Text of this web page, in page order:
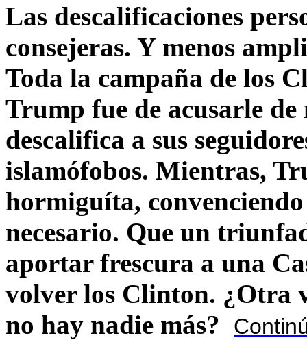
Las descalificaciones
consejeras. Y menos
Toda la campaña de los
Trump fue de acusarle
descalifica a sus
islamófobos. Mientras,
hormiguíta,
necesario. Que un
aportar frescura a una
volver los Clinton. ¿Otra
no hay nadie más?